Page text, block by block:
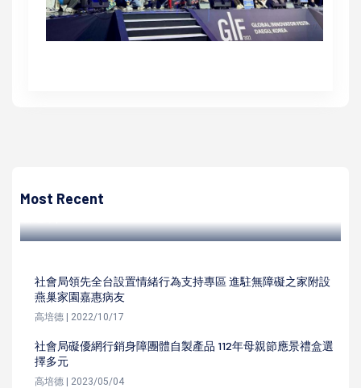
Most Recent
零時差 文化傳承無國界
社會局領先全台設置情緒行為支持專區 進駐無障礙之家附設
燕巢家園嘉惠病友
高培德 | 2022/10/17
社會局礙優網行銷身障團體自製產品 112年母親節應景禮盒選
擇多元
高培德 | 2023/05/04